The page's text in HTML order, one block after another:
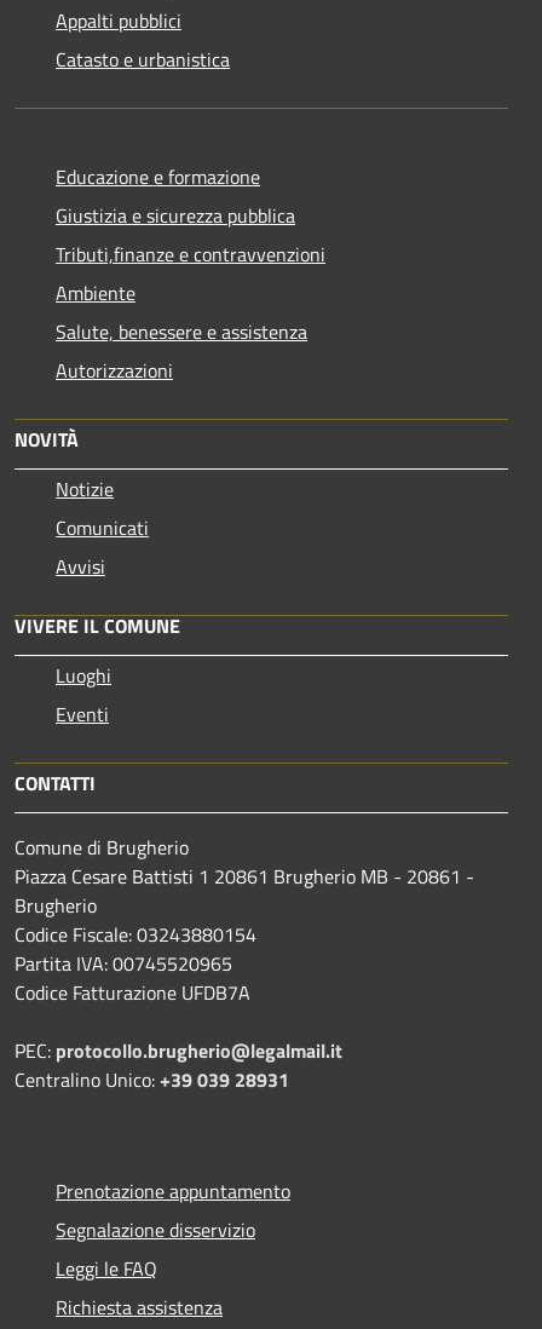
Appalti pubblici
Catasto e urbanistica
Educazione e formazione
Giustizia e sicurezza pubblica
Tributi,finanze e contravvenzioni
Ambiente
Salute, benessere e assistenza
Autorizzazioni
NOVITÀ
Notizie
Comunicati
Avvisi
VIVERE IL COMUNE
Luoghi
Eventi
CONTATTI
Comune di Brugherio
Piazza Cesare Battisti 1 20861 Brugherio MB - 20861 -
Brugherio
Codice Fiscale: 03243880154
Partita IVA: 00745520965
Codice Fatturazione UFDB7A
PEC: protocollo.brugherio@legalmail.it
Centralino Unico:+39 039 28931
Prenotazione appuntamento
Segnalazione disservizio
Leggi le FAQ
Richiesta assistenza